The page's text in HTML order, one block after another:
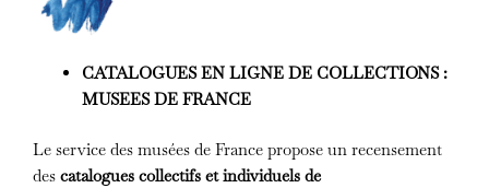
CATALOGUES EN LIGNE DE COLLECTIONS :
MUSEES DE FRANCE
Le service des musées de France propose un recensement
des catalogues collectifs et individuels de